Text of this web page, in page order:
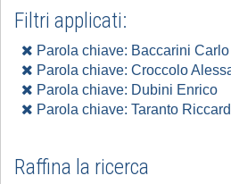
Filtri applicati:
Parola chiave: Baccarini Carlo
Parola chiave: Croccolo
Parola chiave: Dubini Enrico
Parola chiave: Taranto
Raffina la ricerca